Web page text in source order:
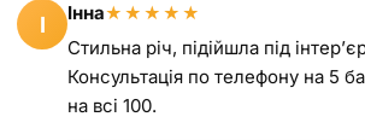
І Інна★ ★ ★ ★ ★
Стильна річ, підійшла під
Консультація по телефону на 5
на всі 100.